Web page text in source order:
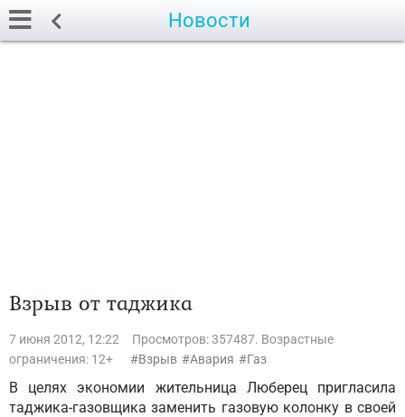
Новости
Взрыв от таджика
7 июня 2012, 12:22
Просмотров: 357487. Возрастные
ограничения: 12+
Взрыв Авария Газ
В целях экономии жительница Люберец пригласила
таджика-газовщика заменить газовую колонку в своей